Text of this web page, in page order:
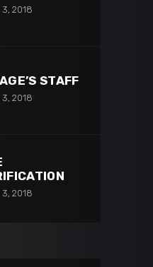
2018
STAFF
2018
2018